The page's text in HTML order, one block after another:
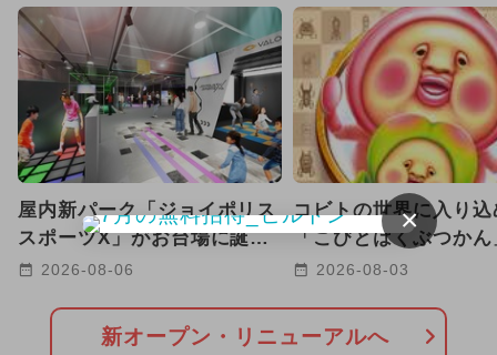
2026年1月のイベント
2025年12月のイベント
2026年8月のイベント
2024年7月のイベント
2026年7月のイベント
2026年2月のイベント
2025年10月のイベント
屋内新パーク「ジョイポリス
スポーツX」がお台場に誕
生！ ARやトランポリンで
2026-08-06
コビトの世界に入り込
「こびとはくぶつかん
玉に8/12グランドオー
2026-08-03
新オープン・リニューアルへ
×